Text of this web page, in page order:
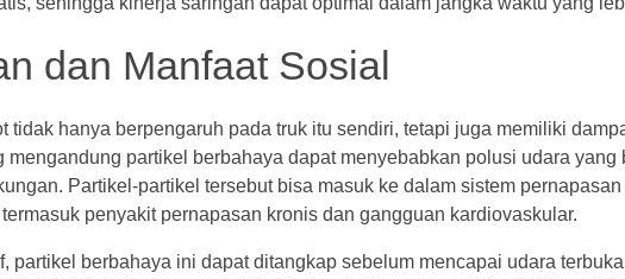
dan Manfaat Sosial
tidak hanya berpengaruh pada truk itu sendiri, tetapi juga memiliki
mengandung partikel berbahaya dapat menyebabkan polusi udara yang
Partikel-partikel tersebut bisa masuk ke dalam sistem pernapasan
penyakit pernapasan kronis dan gangguan kardiovaskular.
partikel berbahaya ini dapat ditangkap sebelum mencapai udara